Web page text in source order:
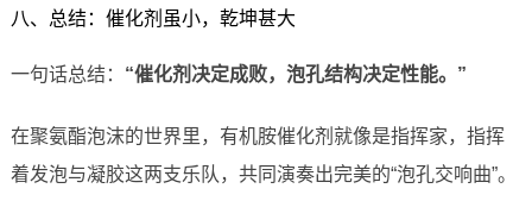
八、总结：催化剂虽小，乾坤甚大
一句话总结： “催化剂决定成败，泡孔结构决定性能。”
在聚氨酯泡沫的世界里，有机胺催化剂就像是指挥家，指挥
着发泡与凝胶这两支乐队，共同演奏出完美的“泡孔交响曲”。